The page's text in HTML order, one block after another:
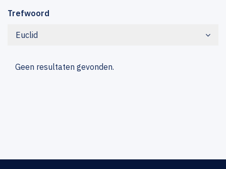
Trefwoord
Euclid
Geen resultaten gevonden.